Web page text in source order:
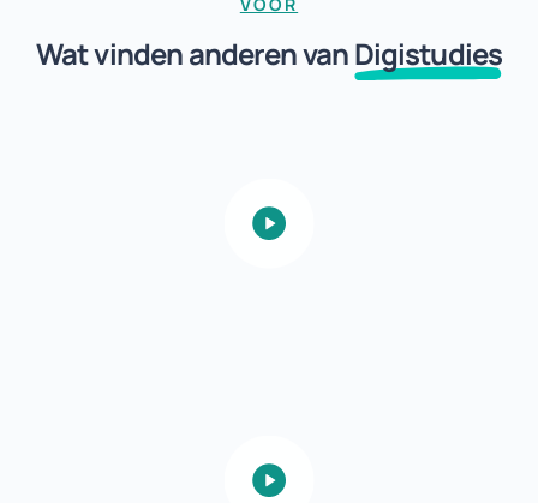
Wat vinden anderen vanDigistudies